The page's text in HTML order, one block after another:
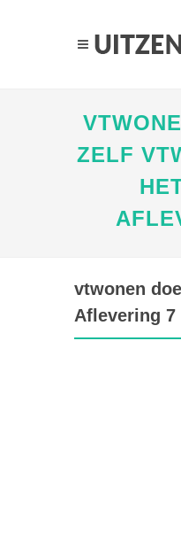
ZELF
vtwonen
Aflevering 7